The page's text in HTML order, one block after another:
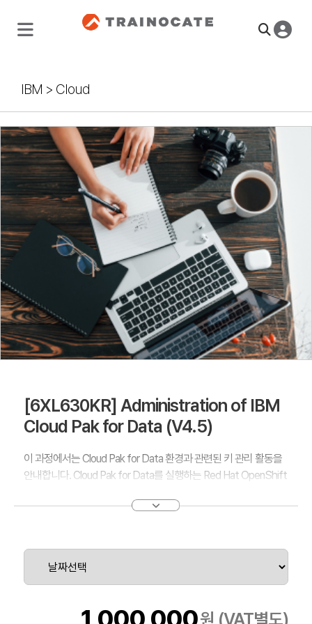
IBM > Cloud
[6XL630KR] Administration of IBM
Cloud Pak for Data (V4.5)
이 과정에서는 Cloud Pak for Data 환경과 관련된 키 관리 활동을
안내합니다. Cloud Pak for Data를 실행하는 Red Hat OpenShift
학습합니다.
해 학습합니다.
이 과정의 대부분은 사용자 및 그룹 관리를 위한 LDAP 연결 설정,
야 하는 작업과 관련이 있습니다.
원 (VAT별도)